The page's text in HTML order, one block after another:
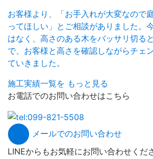
お客様より、「お手入れが大変なので
ってほしい」とご相談がありました。
はなく、高さのある木をバッサリ切る
で、お客様と高さを確認しながらチェ
ていきました。
施工実績一覧を もっと見る
お電話でのお問い合わせはこちら
メールでのお問い合わせ
LINEからもお気軽にお問い合わせくだ